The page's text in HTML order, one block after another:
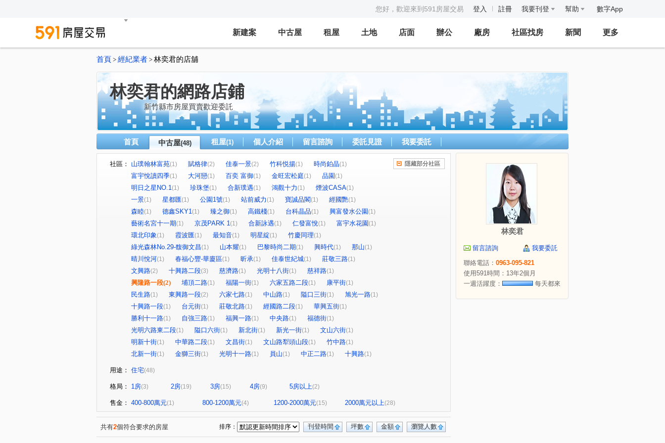
您好，歡迎來到591房屋交易 登入 註冊 我要刊登 幫助 數字App
新建案 中古屋 租屋 土地 店面 辦公 廠房 社區找房 新聞 更多
首頁 > 經紀業者 > 林奕君的店舖
林奕君的網路店鋪
新竹縣市房屋買賣歡迎委託
首頁 中古屋(48) 租屋(1) 個人介紹 留言諮詢 委託見證 我要委託
社區： 山璞翰林富苑(1) 賦格律(2) 佳泰一景(2) 竹科悦揚(1) 時尚鉑晶(1)
富宇悅讀四季(1) 大河戀(1) 百奕 富御(1) 金旺宏松庭(1) 品園(1)
明日之星NO.1(1) 珍珠堡(1) 合新璞遇(1) 鴻觀十力(1) 煙波CASA(1)
一景(1) 星都匯(1) 公園1號(1) 站前威力(1) 寶誠品閣(1) 經國艷(1)
森睦(1) 德鑫SKY1(1) 臻之御(1) 高鐵棧(1) 台科晶品(1) 興富發水公園 (1)
藝術名宮十一期(1) 京茂PARK 1(1) 合新詠遇(1) 仁發富悅(1) 富宇水花園 (1)
環北印象(1) 霞波匯(1) 最知音(1) 明星綻(1) 竹慶同理(1)
綠光森林No.29-馥御文昌(1) 山本耀(1) 巴黎時尚二期(1) 興時代(1) 那山(1)
晴川悅河(1) 春福心豐-華廈區(1) 昕承(1) 佳泰世紀城(1) 莊敬三路(1)
文興路(2) 十興路二段(3) 慈濟路(1) 光明十八街(1) 慈祥路(1)
興隆路一段(2) 埔頂二路(1) 福陽一街(1) 六家五路二段(1) 康平街(1)
民生路(1) 東興路一段(2) 六家七路(1) 中山路(1) 隘口三街(1) 旭光一路(1)
十興路一段(1) 台元街(1) 莊敬北路(1) 經國路二段(1) 華興五街(1)
勝利十一路(1) 自強三路(1) 福興一路(1) 中央路(1) 福德街(1)
光明六路東二段(1) 隘口六街(1) 新北街(1) 新光一街(1) 文山六街(1)
明新十街(1) 中華路二段(1) 文昌街(1) 文山路犁頭山段(1) 竹中路(1)
北新一街(1) 金獅三街(1) 光明十一路(1) 員山(1) 中正二路(1) 十興路(1)
隱藏部分社區
用途： 住宅(48)
格局： 1房(3) 2房(19) 3房(15) 4房(9) 5房以上(2)
售金： 400-800萬元(1) 800-1200萬元(4) 1200-2000萬元(15) 2000萬元以上(28)
共有2個符合要求的房屋 瀏覽人數
金額
坪數
刊登時間
排序：
林奕君
留言諮詢
我要委託
聯絡電話： 0963-095-821
使用591時間：13年2個月
一週活躍度：
每天都來